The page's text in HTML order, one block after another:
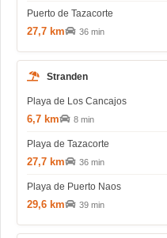
Puerto de Tazacorte
27,7 km 36 min
Stranden
Playa de Los Cancajos
6,7 km 8 min
Playa de Tazacorte
27,7 km 36 min
Playa de Puerto Naos
29,6 km 39 min